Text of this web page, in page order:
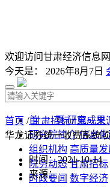
欢迎访问甘肃经济信息网
今天是： 2026年8月7日
首 页 研究成果
研究院简介 信息
组织机构 高质量发
院务动态 甘肃招标
时政要闻 数字经济
首页 /甘肃招标/单一来
华龙证券统一收费系统
时间：2021-10-14
来源：